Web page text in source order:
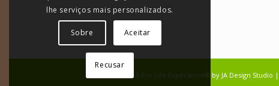
2026 Eco Life Experience® by JA Design Studio |
lhe serviços mais personalizados.
Sobre Aceitar
Recusar